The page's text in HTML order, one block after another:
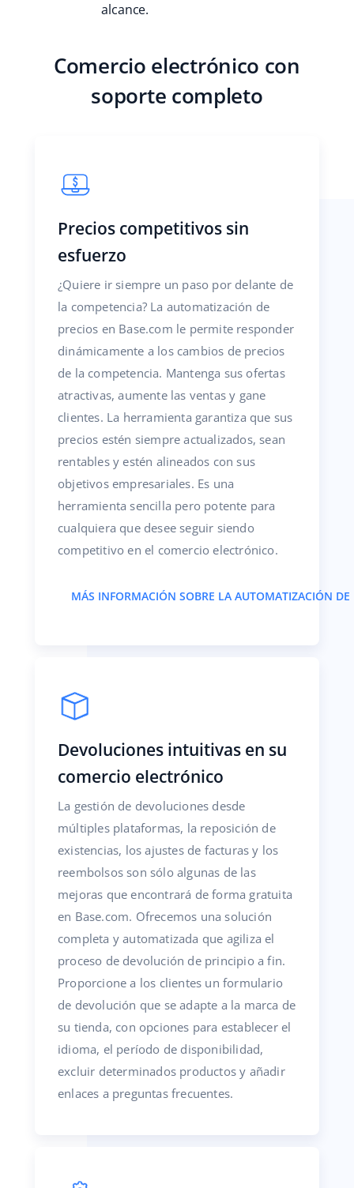
alcance.
Comercio electrónico con
soporte completo
Precios competitivos sin
esfuerzo
¿Quiere ir siempre un paso por delante de
la competencia? La automatización de
precios en Base.com le permite responder
dinámicamente a los cambios de precios
de la competencia. Mantenga sus ofertas
atractivas, aumente las ventas y gane
clientes. La herramienta garantiza que sus
precios estén siempre actualizados, sean
rentables y estén alineados con sus
objetivos empresariales. Es una
herramienta sencilla pero potente para
cualquiera que desee seguir siendo
competitivo en el comercio electrónico.
MÁS INFORMACIÓN SOBRE LA AUTOMATIZACIÓN DE
Devoluciones intuitivas en su
comercio electrónico
La gestión de devoluciones desde
múltiples plataformas, la reposición de
existencias, los ajustes de facturas y los
reembolsos son sólo algunas de las
mejoras que encontrará de forma gratuita
en Base.com. Ofrecemos una solución
completa y automatizada que agiliza el
proceso de devolución de principio a fin.
Proporcione a los clientes un formulario
de devolución que se adapte a la marca de
su tienda, con opciones para establecer el
idioma, el período de disponibilidad,
excluir determinados productos y añadir
enlaces a preguntas frecuentes.